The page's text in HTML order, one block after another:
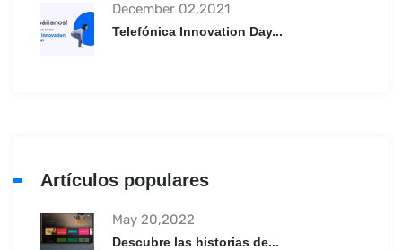
December 02,2021
Telefónica Innovation Day...
Artículos populares
May 20,2022
Descubre las historias de...